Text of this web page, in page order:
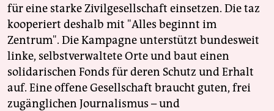
für eine starke Zivilgesellschaft einsetzen. Die taz
kooperiert deshalb mit "Alles beginnt im
Zentrum". Die Kampagne unterstützt bundesweit
linke, selbstverwaltete Orte und baut einen
solidarischen Fonds für deren Schutz und Erhalt
auf. Eine offene Gesellschaft braucht guten, frei
zugänglichen Journalismus – und